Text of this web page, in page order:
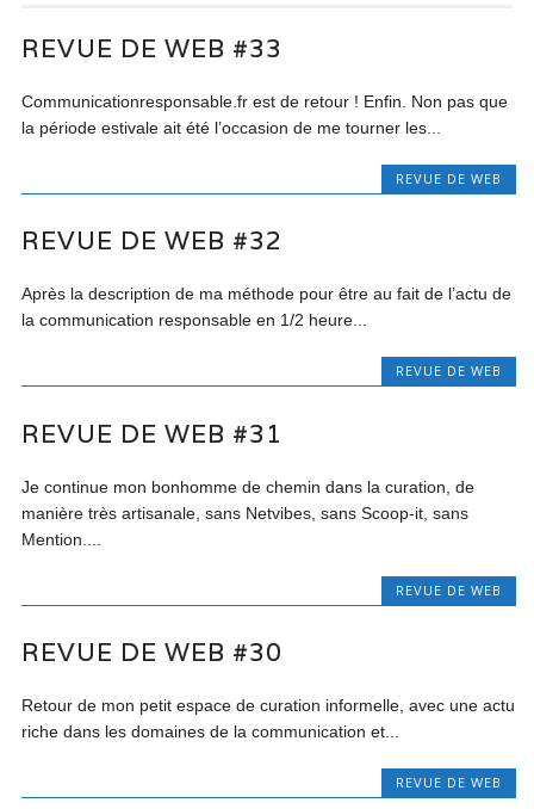
REVUE DE WEB #33
Communicationresponsable.fr est de retour ! Enfin. Non pas que
la période estivale ait été l’occasion de me tourner les...
REVUE DE WEB
REVUE DE WEB #32
Après la description de ma méthode pour être au fait de l’actu de
la communication responsable en 1/2 heure...
REVUE DE WEB
REVUE DE WEB #31
Je continue mon bonhomme de chemin dans la curation, de
manière très artisanale, sans Netvibes, sans Scoop-it, sans
Mention....
REVUE DE WEB
REVUE DE WEB #30
Retour de mon petit espace de curation informelle, avec une actu
riche dans les domaines de la communication et...
REVUE DE WEB